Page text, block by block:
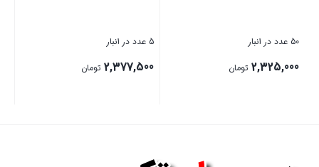
50 عدد در انبار
2,325,000 تومان
5 عدد در انبار
2,377,500 تومان